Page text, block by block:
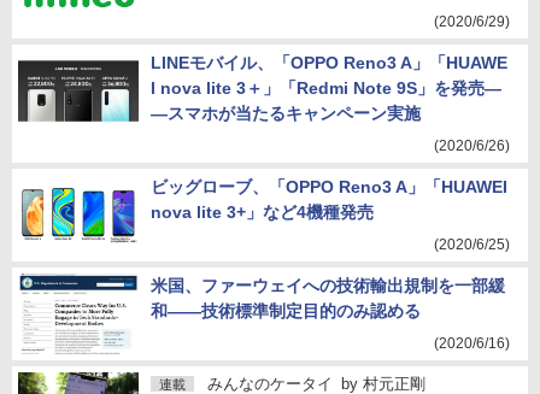
(2020/6/29)
LINEモバイル、「OPPO Reno3 A」「HUAWE
I nova lite 3＋」「Redmi Note 9S」を発売―
―スマホが当たるキャンペーン実施
(2020/6/26)
ビッグローブ、「OPPO Reno3 A」「HUAWEI
nova lite 3+」など4機種発売
(2020/6/25)
米国、ファーウェイへの技術輸出規制を一部緩
和――技術標準制定目的のみ認める
(2020/6/16)
連載 みんなのケータイ by 村元正剛